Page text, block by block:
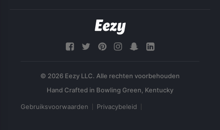
© 2026 Eezy LLC. Alle rechten voorbehouden
Gebruiksvoorwaarden Privacybeleid